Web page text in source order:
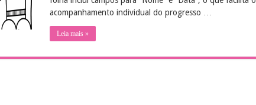
acompanhamento individual do progresso …
Leia mais »